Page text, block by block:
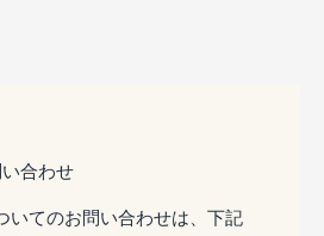
合わせ
いてのお問い合わせは、下記